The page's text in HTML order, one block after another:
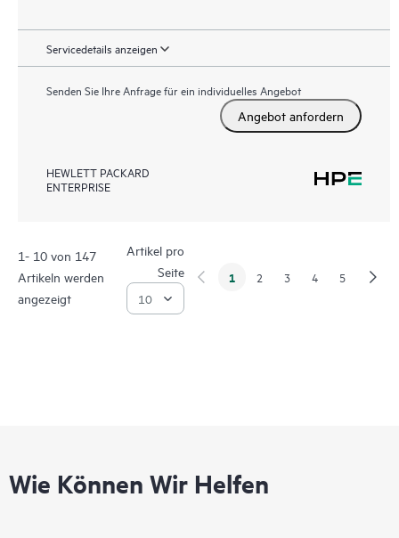
Servicedetails anzeigen
Senden Sie Ihre Anfrage für ein individuelles Angebot
Angebot anfordern
HEWLETT PACKARD
ENTERPRISE
1- 10 von 147
Artikeln werden
angezeigt
Artikel pro
Seite
1 2 3 4 5
Wie Können Wir Helfen